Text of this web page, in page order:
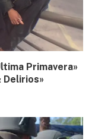
Primavera»
Delirios»